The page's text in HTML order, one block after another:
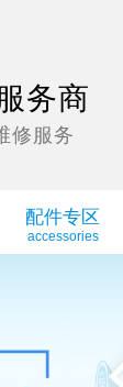
务商
修服务
配件专区
accessories